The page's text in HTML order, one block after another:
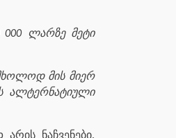
000 ლარზე მეტი
მის მიერ
ალტერნატიული